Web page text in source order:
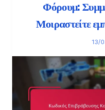
Φόρουμ:
Μοιραστείτε
13/